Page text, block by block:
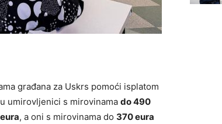
građana za Uskrs pomoći isplatom
umirovljenici s mirovinama do 490
, a oni s mirovinama do 370 eura